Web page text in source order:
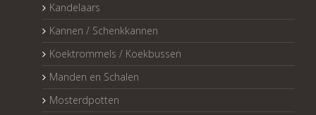
Kandelaars
Kannen / Schenkkannen
Koektrommels / Koekbussen
Manden en Schalen
Mosterdpotten